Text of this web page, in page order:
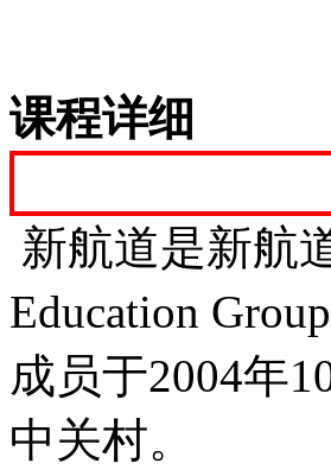
课程详细
新航道是新航
Education
成员于2004年
中关村。